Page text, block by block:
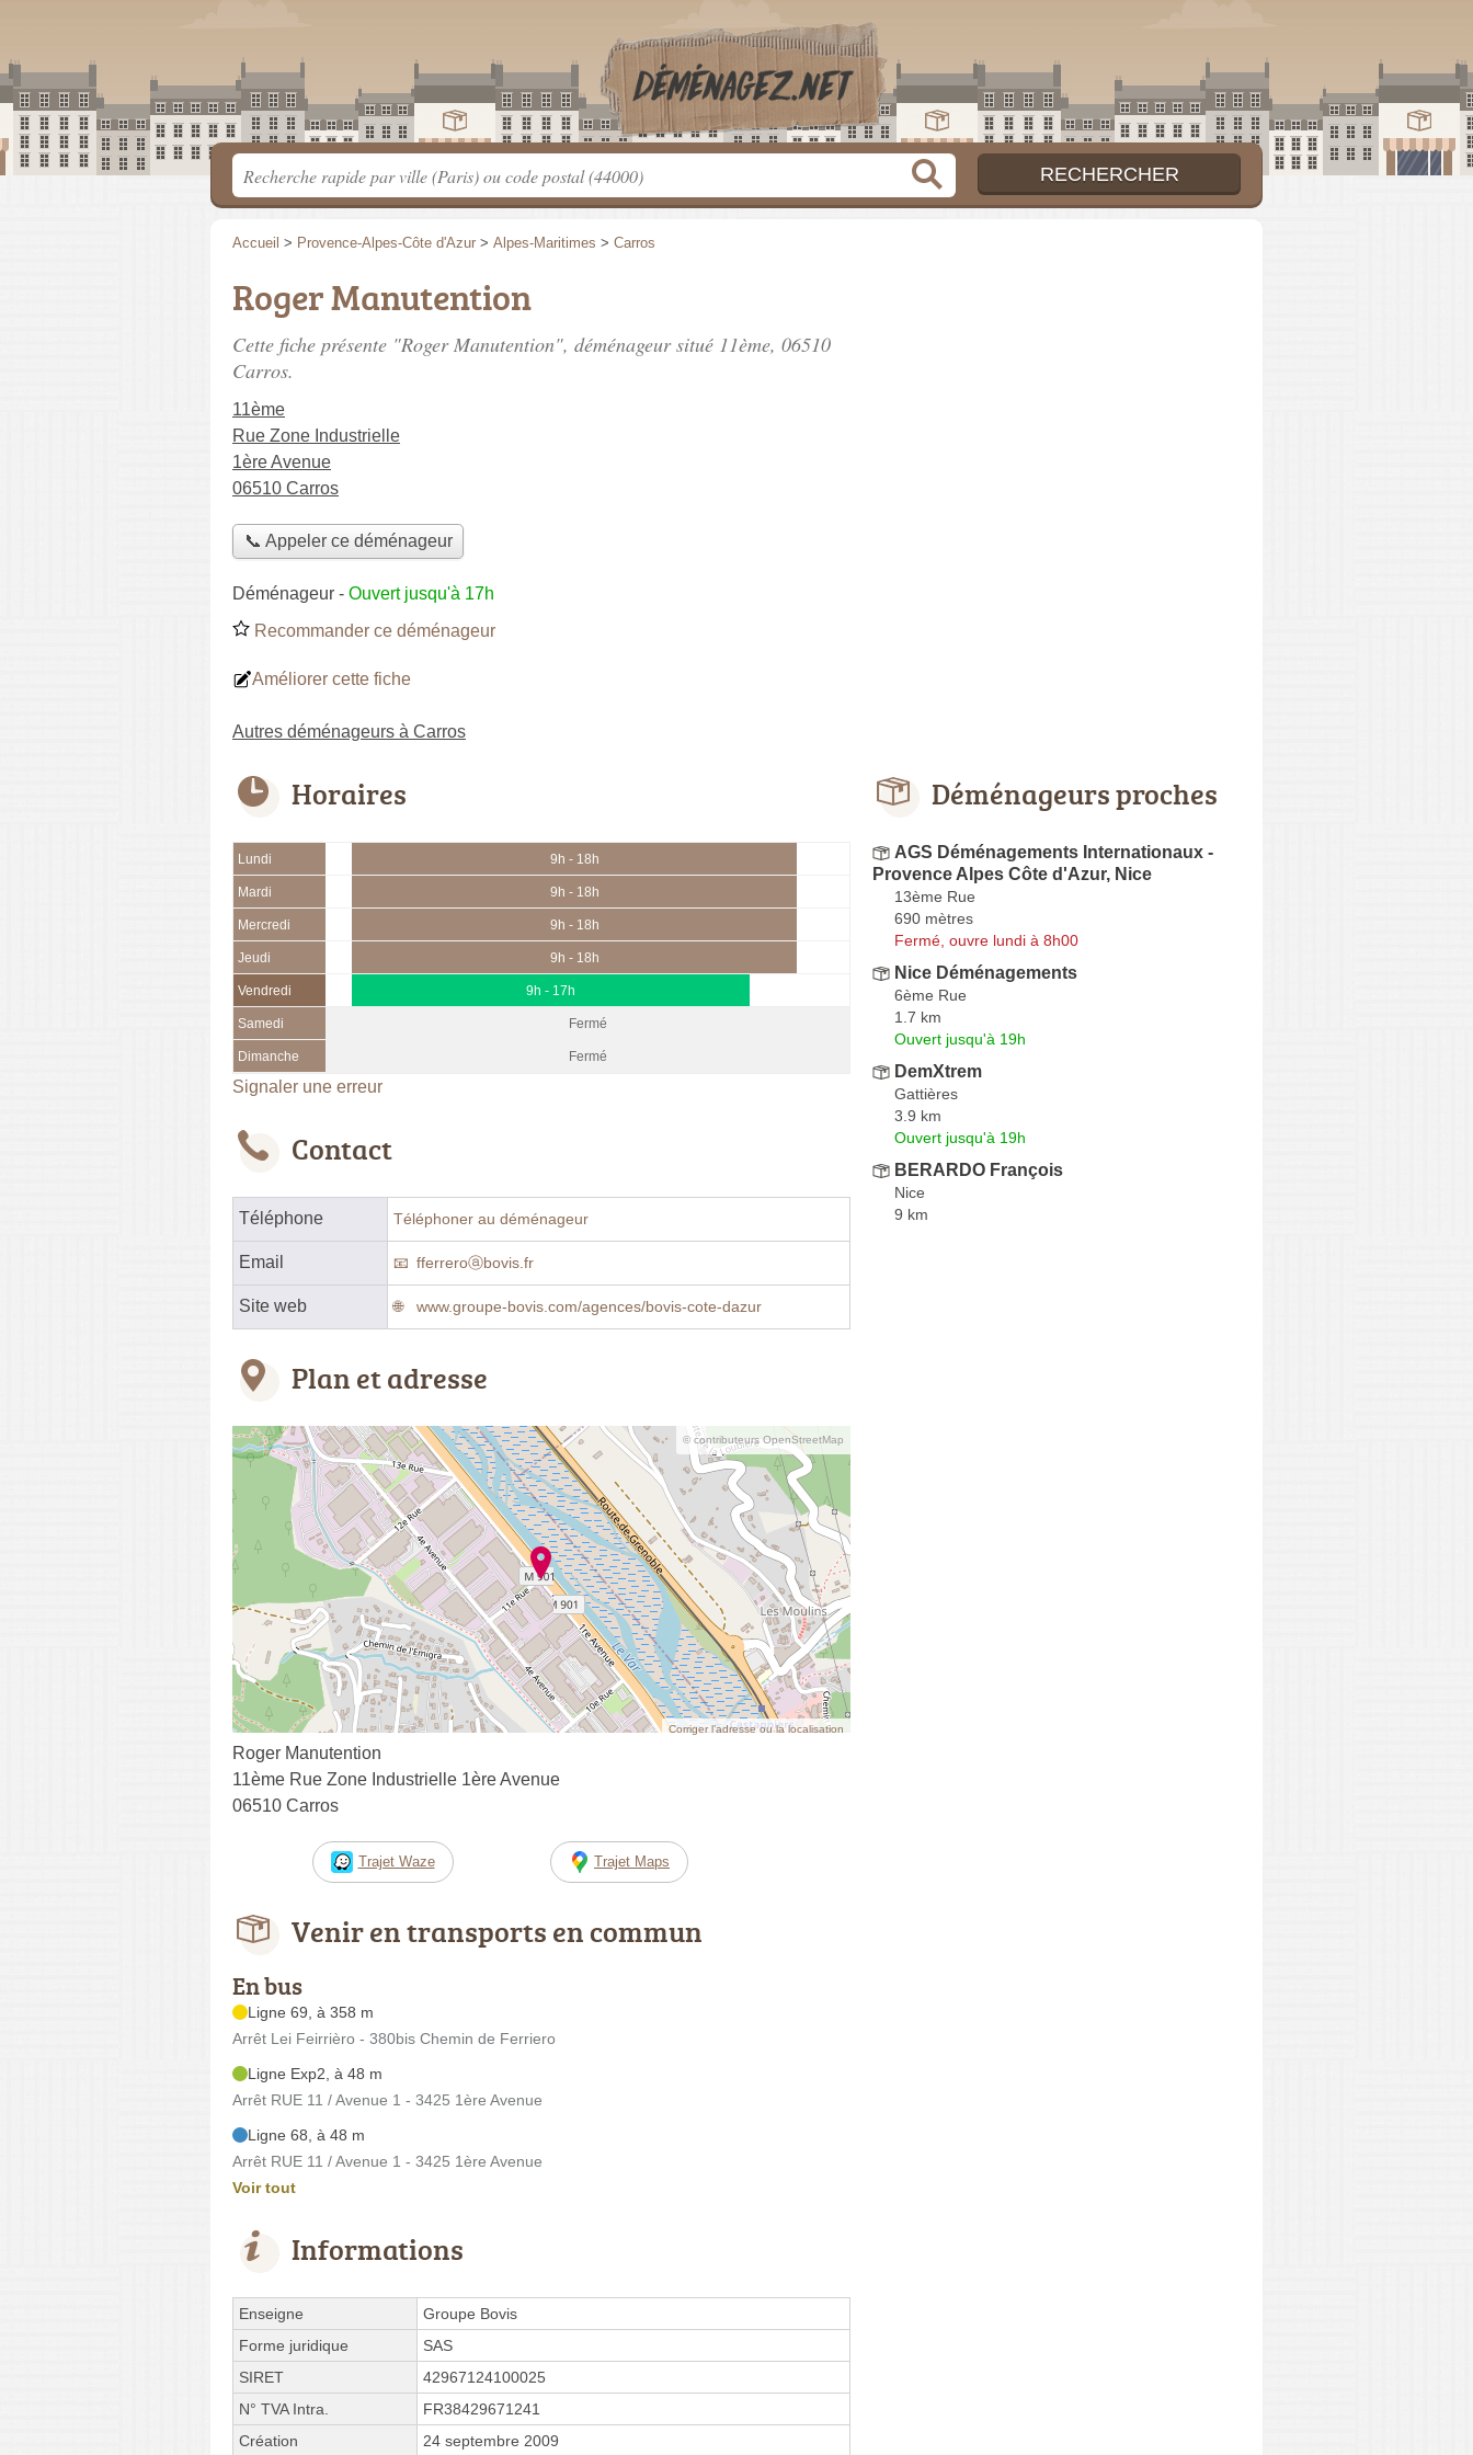
Accueil > Provence-Alpes-Côte d'Azur > Alpes-Maritimes > Carros
Roger Manutention
Cette fiche présente "Roger Manutention", déménageur situé 11ème, 06510
Carros.
11ème
Rue Zone Industrielle
1ère Avenue
06510 Carros
📞 Appeler ce déménageur
Déménageur - Ouvert jusqu'à 17h
Recommander ce déménageur
Améliorer cette fiche
Autres déménageurs à Carros
Horaires
Lundi 9h - 18h
Mardi 9h - 18h
Mercredi 9h - 18h
Jeudi 9h - 18h
Vendredi 9h - 17h
Samedi Fermé
Dimanche Fermé
Signaler une erreur
Contact
Téléphone Téléphoner au déménageur
Email fferreroⓐbovis.fr
Site web www.groupe-bovis.com/agences/bovis-cote-dazur
Plan et adresse
© contributeurs OpenStreetMap
Corriger l’adresse ou la localisation
Roger Manutention
11ème Rue Zone Industrielle 1ère Avenue
06510 Carros
Trajet Waze Trajet Maps
Venir en transports en commun
En bus
Ligne 69, à 358 m
Arrêt Lei Feirrièro - 380bis Chemin de Ferriero
Ligne Exp2, à 48 m
Arrêt RUE 11 / Avenue 1 - 3425 1ère Avenue
Ligne 68, à 48 m
Arrêt RUE 11 / Avenue 1 - 3425 1ère Avenue
Voir tout
Informations
Enseigne
Groupe Bovis
Forme juridique
SAS
SIRET
42967124100025
N° TVA Intra.
FR38429671241
Création
24 septembre 2009
Déménageurs proches
AGS Déménagements Internationaux -
Provence Alpes Côte d'Azur, Nice
13ème Rue
690 mètres
Fermé, ouvre lundi à 8h00
Nice Déménagements
6ème Rue
1.7 km
Ouvert jusqu'à 19h
DemXtrem
Gattières
3.9 km
Ouvert jusqu'à 19h
BERARDO François
Nice
9 km